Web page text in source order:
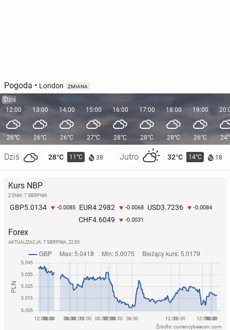
Pogoda • London ZMIANA
Dziś
12:00
26°C
Dziś 28°C 11°C 38 Jutro 32°C 14°C 18
13:00
26°C
14:00
26°C
15:00
27°C
16:00
28°C
17:00
28°C
18:00
28°C
19:00
26°C
Kurs NBP
Z DNIA: 7 SIERPNIA
GBP5.0134 -0.0085 EUR4.2982 -0.0068 USD3.7236 -0.0084
CHF4.6049 -0.0031
Forex
AKTUALIZACJA: 7 SIERPNIA, 22:00
Źródło: currencybeacon.com